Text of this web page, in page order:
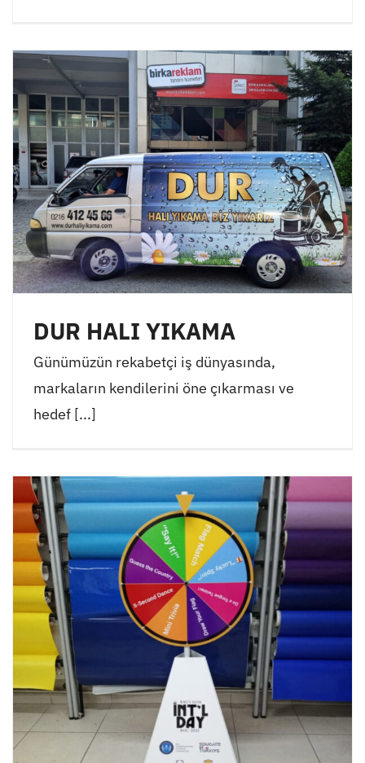
DUR HALI YIKAMA
Günümüzün rekabetçi iş dünyasında,
markaların kendilerini öne çıkarması ve
hedef [...]